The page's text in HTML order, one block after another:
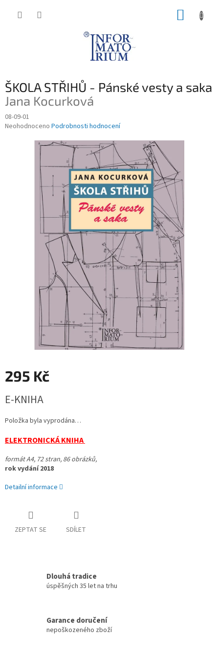
ŠKOLA STŘIHŮ - Pánské vesty a saka
Jana Kocurková
08-09-01
Průměrné
Neohodnoceno Podrobnosti hodnocení
295 Kč
cena:
E-KNIHA
Položka byla vyprodána…
ELEKTRONICKÁ KNIHA
formát A4, 72 stran, 86 obrázků,
rok vydání 2018
Detailní informace
ZEPTAT SE SDÍLET
Dlouhá tradice
úspěšných 35 let na trhu
Garance doručení
nepoškozeného zboží